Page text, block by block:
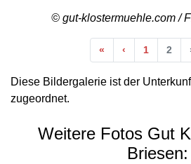
© gut-klostermuehle.com /
«Anfang
‹Vorherige
1 2
Diese Bildergalerie ist der
zugeordnet.
Weitere Fotos Gut
Briesen: